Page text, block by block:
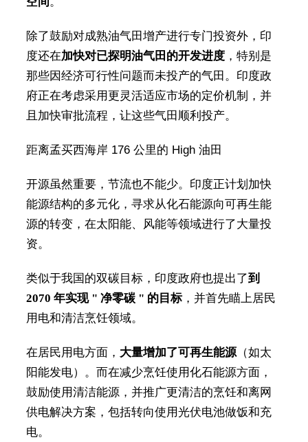
除了鼓励对成熟油气田增产进行专门投资外，印
度还在加快对已探明油气田的开发进度，特别是
那些因经济可行性问题而未投产的气田。印度政
府正在考虑采用更灵活适应市场的定价机制，并
且加快审批流程，让这些气田顺利投产。
距离孟买西海岸 176 公里的 High 油田
开源虽然重要，节流也不能少。印度正计划加快
能源结构的多元化，寻求从化石能源向可再生能
源的转变，在太阳能、风能等领域进行了大量投
资。
类似于我国的双碳目标，印度政府也提出了到
2070 年实现 " 净零碳 " 的目标，并首先瞄上居民
用电和清洁烹饪领域。
在居民用电方面， 大量增加了可再生能源（如太
阳能发电）。而在减少烹饪使用化石能源方面，
鼓励使用清洁能源，并推广更清洁的烹饪和离网
供电解决方案，包括转向使用光伏电池做饭和充
电。